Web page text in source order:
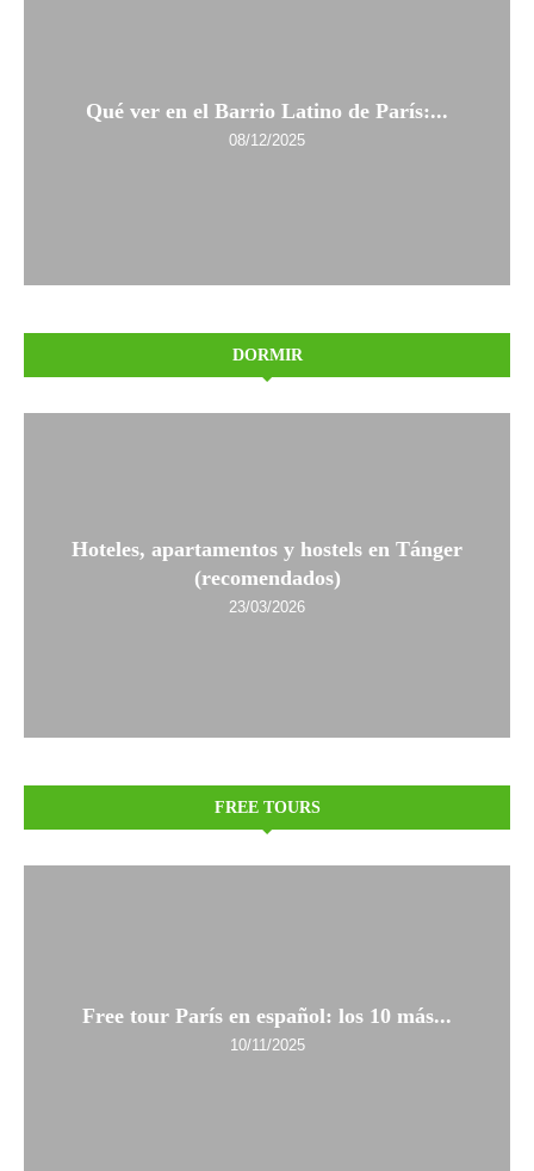
Qué ver en el Barrio Latino de París:...
08/12/2025
DORMIR
Hoteles, apartamentos y hostels en Tánger
(recomendados)
23/03/2026
FREE TOURS
Free tour París en español: los 10 más...
10/11/2025